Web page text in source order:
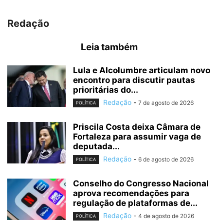
Redação
Leia também
Lula e Alcolumbre articulam novo
encontro para discutir pautas
prioritárias do...
POLÍTICA Redação - 7 de agosto de 2026
Priscila Costa deixa Câmara de
Fortaleza para assumir vaga de
deputada...
POLÍTICA Redação - 6 de agosto de 2026
Conselho do Congresso Nacional
aprova recomendações para
regulação de plataformas de...
POLÍTICA Redação - 4 de agosto de 2026